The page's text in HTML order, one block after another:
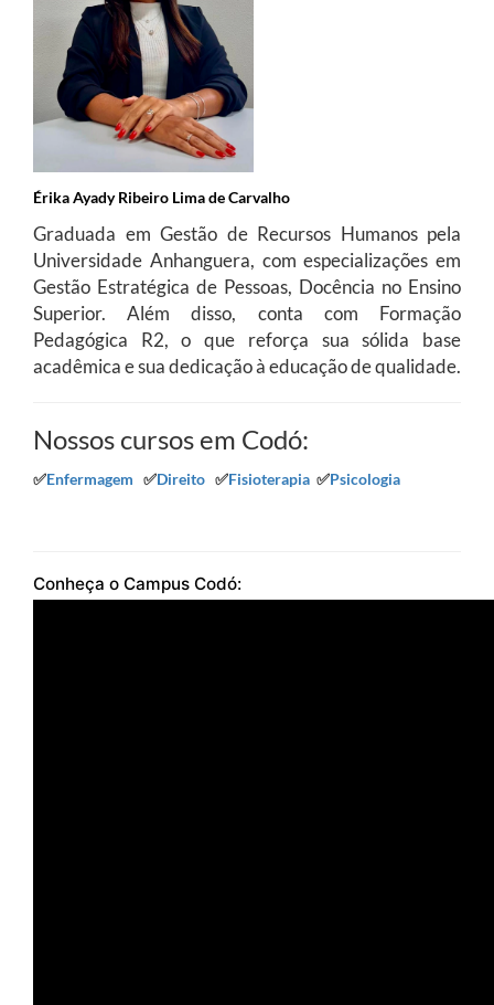
Érika Ayady Ribeiro Lima de Carvalho
Graduada em Gestão de Recursos Humanos pela
Universidade Anhanguera, com especializações em
Gestão Estratégica de Pessoas, Docência no Ensino
Superior. Além disso, conta com Formação
Pedagógica R2, o que reforça sua sólida base
acadêmica e sua dedicação à educação de qualidade.
Nossos cursos em Codó:
✅Enfermagem ✅Direito ✅Fisioterapia ✅Psicologia
Conheça o Campus Codó: